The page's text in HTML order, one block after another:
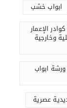
ابواب خشب
الإعمار
وخارجية
ابواب
عصرية